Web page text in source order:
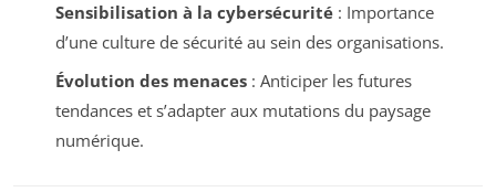
Sensibilisation à la cybersécurité: Importance
d’une culture de sécurité au sein des organisations.
Évolution des menaces: Anticiper les futures
tendances et s’adapter aux mutations du paysage
numérique.